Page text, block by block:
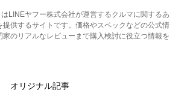
LINEヤフー株式会社が運営するクルマに関するあ
提供するサイトです。価格やスペックなどの公式情
のリアルなレビューまで購入検討に役立つ情報を
オリジナル記事